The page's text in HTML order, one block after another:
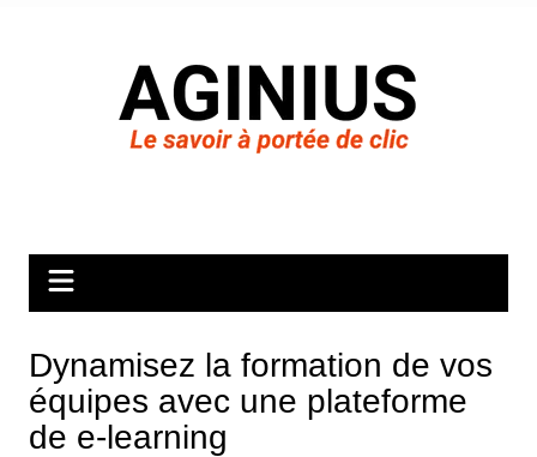
Dynamisez la formation de vos
équipes avec une plateforme
de e-learning